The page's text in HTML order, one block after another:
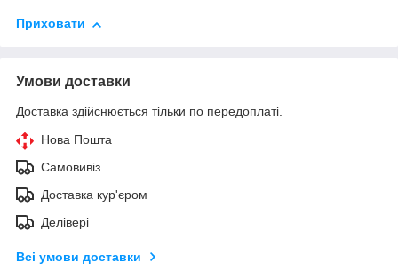
Приховати
Умови доставки
Доставка здійснюється тільки по передоплаті.
Нова Пошта
Самовивіз
Доставка кур'єром
Делівері
Всі умови доставки